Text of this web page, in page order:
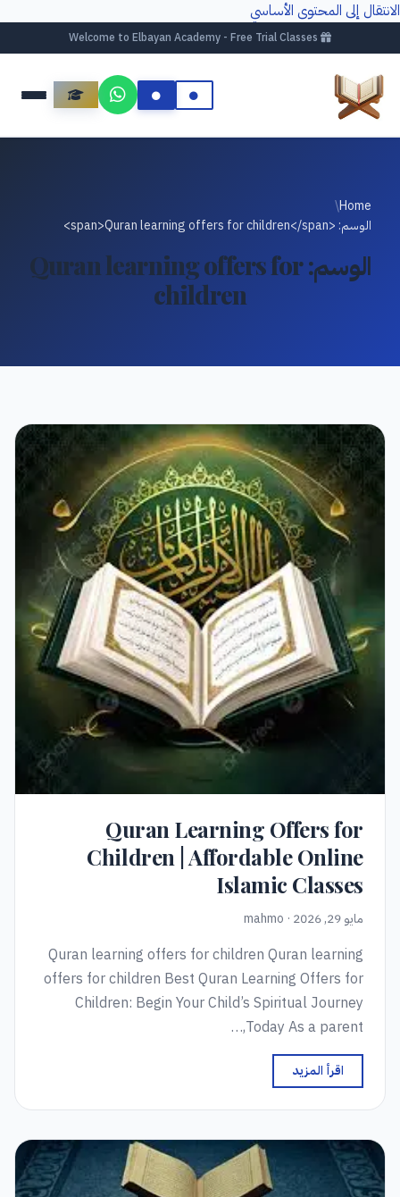
الانتقال إلى المحتوى الأساسي
Home
/
الوسم: <span>Quran learning offers for children</span>
الوسم:Quran learning offers for
children
Quran Learning Offers for
Children | Affordable Online
Islamic Classes
مايو 29, 2026 · mahmo
Quran learning offers for children Quran learning
offers for children Best Quran Learning Offers for
Children: Begin Your Child’s Spiritual Journey
Today As a parent,…
اقرأ المزيد